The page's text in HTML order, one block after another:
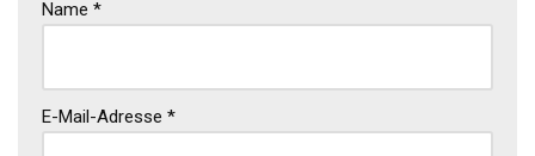
Name *
E-Mail-Adresse *